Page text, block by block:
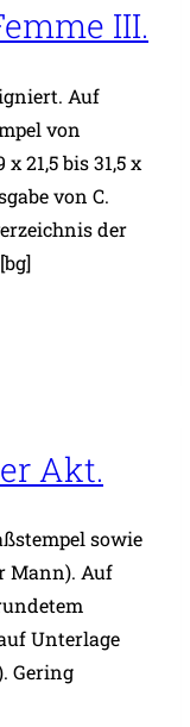
III.
Auf
von
21,5 bis 31,5 x
von C.
der
Akt.
sowie
Mann). Auf
Unterlage
Gering